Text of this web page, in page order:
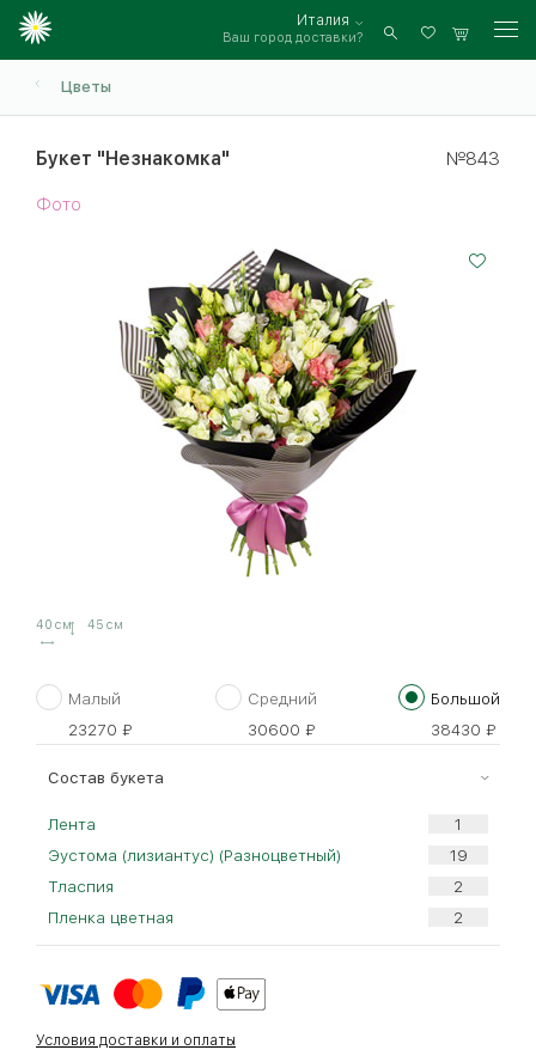
Италия
Ваш город доставки? Войти
Цветы
Букет "Незнакомка" №843
Фото
40 см 45 см
Малый
23270 ₽
Средний
30600 ₽
Большой
38430 ₽
Cостав букета
Лента
Эустома (лизиантус) (Разноцветный)
Тласпия
Пленка цветная
Условия доставки и оплаты